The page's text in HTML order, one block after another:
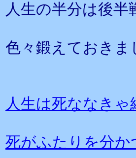
人生の半分は後半
色々鍛えておきま
人生は死ななきゃ
死がふたりを分か